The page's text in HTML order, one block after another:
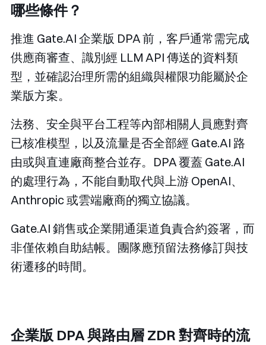
哪些條件？
推進 Gate.AI 企業版 DPA 前，客戶通常需完成
供應商審查、識別經 LLM API 傳送的資料類
型，並確認治理所需的組織與權限功能屬於企
業版方案。
法務、安全與平台工程等內部相關人員應對齊
已核准模型，以及流量是否全部經 Gate.AI 路
由或與直連廠商整合並存。DPA 覆蓋 Gate.AI
的處理行為，不能自動取代與上游 OpenAI、
Anthropic 或雲端廠商的獨立協議。
Gate.AI 銷售或企業開通渠道負責合約簽署，而
非僅依賴自助結帳。團隊應預留法務修訂與技
術遷移的時間。
企業版 DPA 與路由層 ZDR 對齊時的流